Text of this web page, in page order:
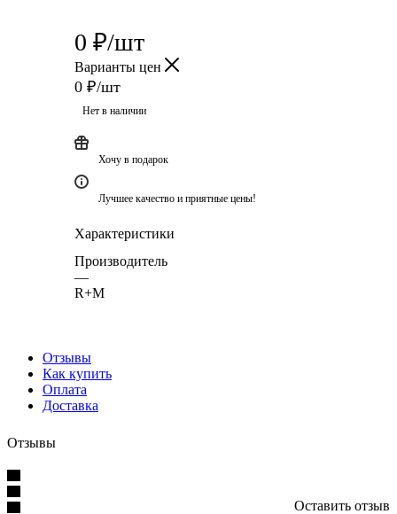
0 ₽/шт
Варианты цен
0 ₽/шт
Нет в наличии
Хочу в подарок
Лучшее качество и приятные цены!
Характеристики
Производитель
—
R+M
Отзывы
Как купить
Оплата
Доставка
Отзывы
Оставить отзыв